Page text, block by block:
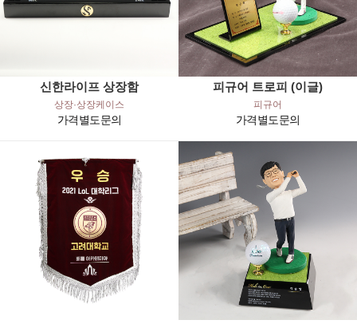
신한라이프 상장함
상장·상장케이스
가격별도문의
피규어 트로피 (이글)
피규어
가격별도문의